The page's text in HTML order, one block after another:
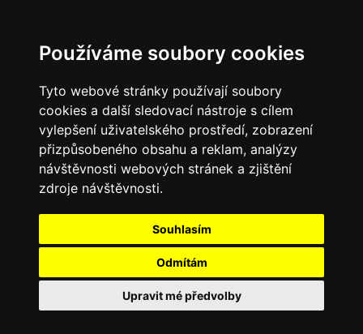
Používáme soubory cookies
Tyto webové stránky používají soubory
cookies a další sledovací nástroje s cílem
vylepšení uživatelského prostředí, zobrazení
přizpůsobeného obsahu a reklam, analýzy
návštěvnosti webových stránek a zjištění
zdroje návštěvnosti.
Souhlasím
Odmítám
Upravit mé předvolby